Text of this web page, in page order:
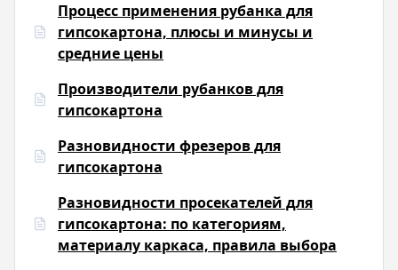
Процесс применения рубанка для
гипсокартона, плюсы и минусы и
средние цены
Производители рубанков для
гипсокартона
Разновидности фрезеров для
гипсокартона
Разновидности просекателей для
гипсокартона: по категориям,
материалу каркаса, правила выбора